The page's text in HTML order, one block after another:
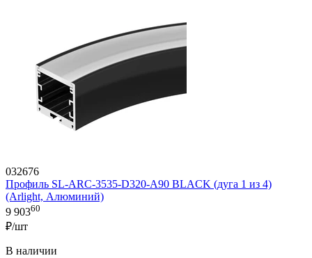
032676
Профиль SL-ARC-3535-D320-A90 BLACK (дуга 1 из 4)
(Arlight, Алюминий)
9 90360
₽/шт
В наличии